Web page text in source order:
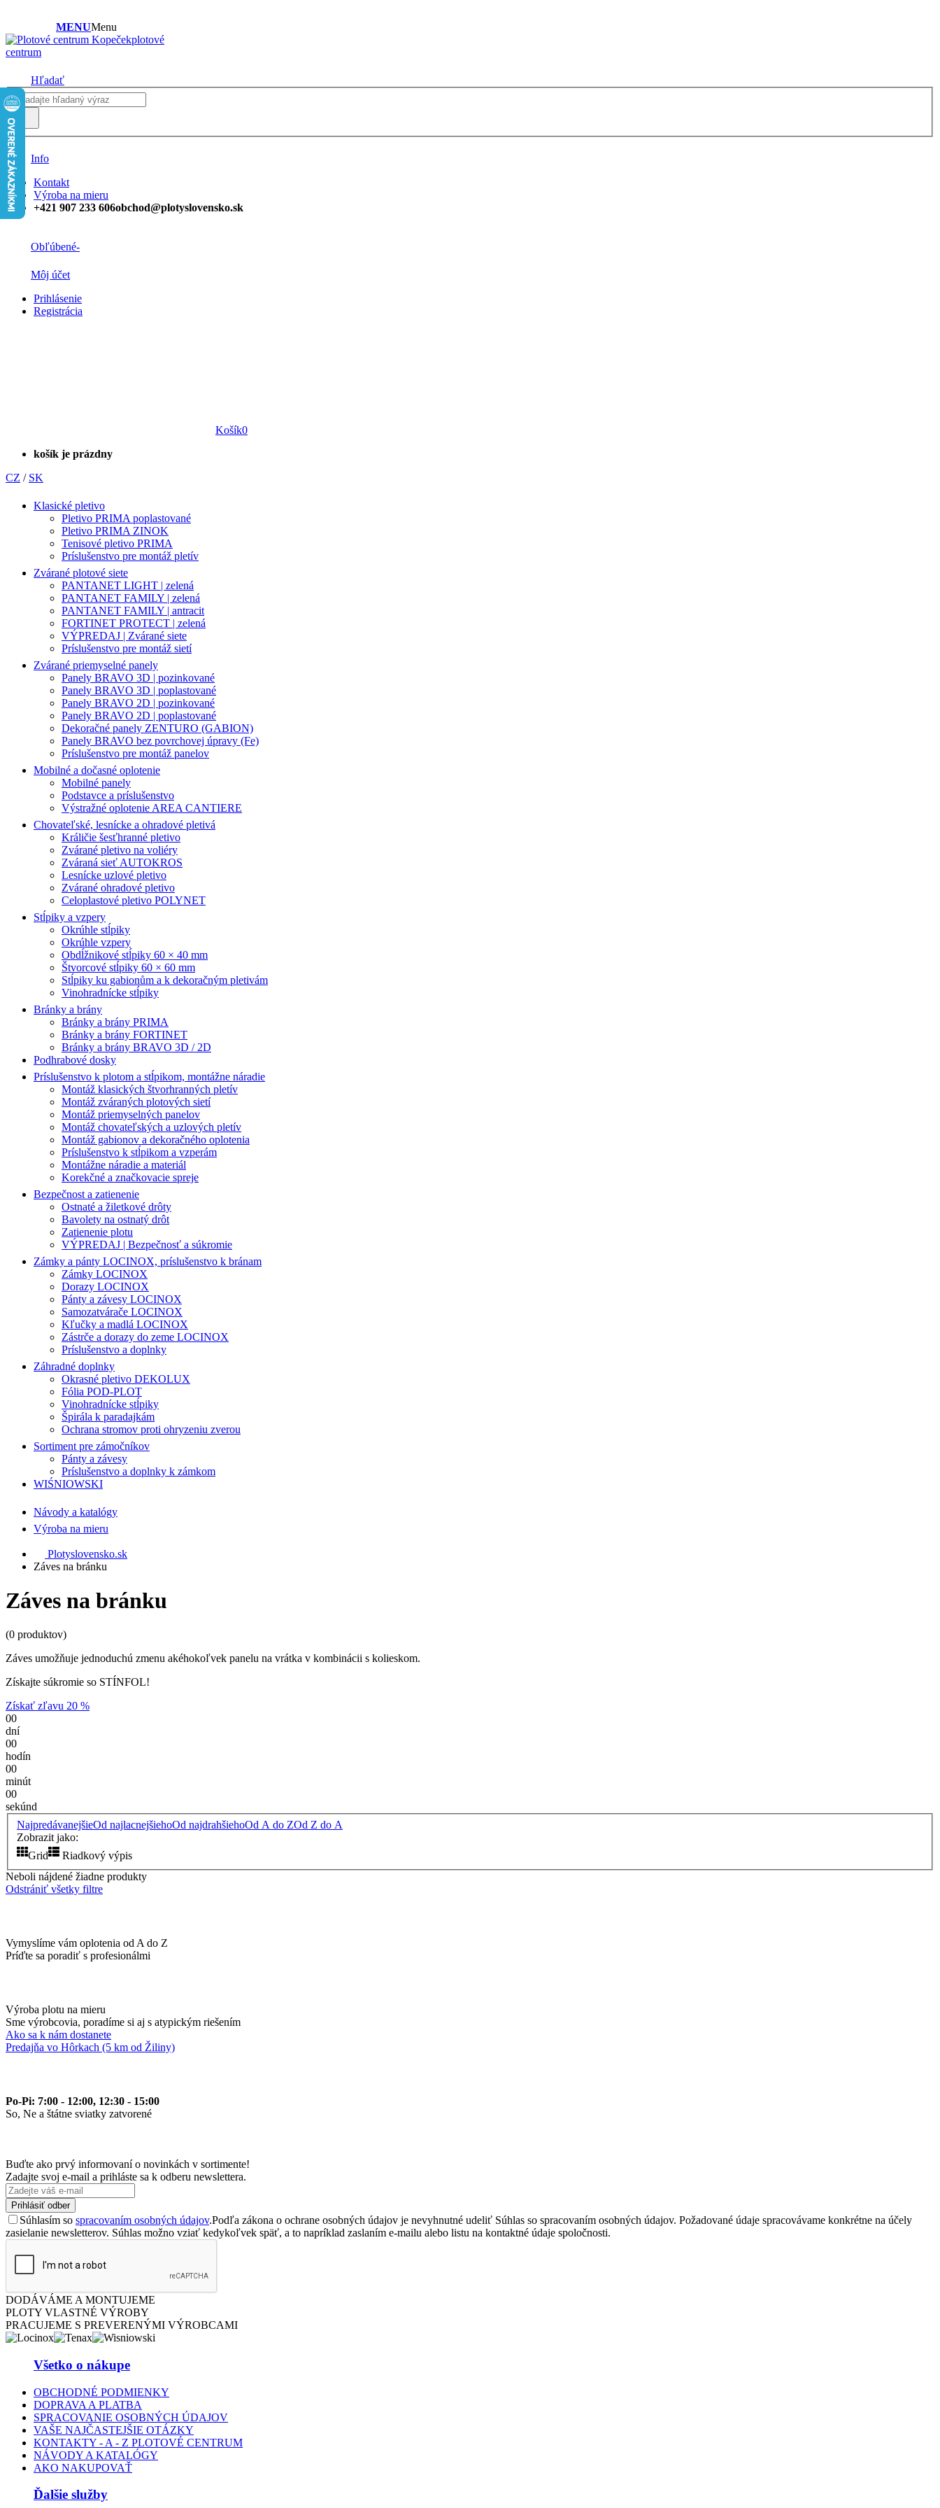
MENUMenu
plotové
centrum
Hľadať
Info
Kontakt
Výroba na mieru
+421 907 233 606obchod@plotyslovensko.sk
Obľúbené-
Môj účet
Prihlásenie
Registrácia
Košík0
košík je prázdny
CZ / SK
Klasické pletivo
Pletivo PRIMA poplastované
Pletivo PRIMA ZINOK
Tenisové pletivo PRIMA
Príslušenstvo pre montáž pletív
Zvárané plotové siete
PANTANET LIGHT | zelená
PANTANET FAMILY | zelená
PANTANET FAMILY | antracit
FORTINET PROTECT | zelená
VÝPREDAJ | Zvárané siete
Príslušenstvo pre montáž sietí
Zvárané priemyselné panely
Panely BRAVO 3D | pozinkované
Panely BRAVO 3D | poplastované
Panely BRAVO 2D | pozinkované
Panely BRAVO 2D | poplastované
Dekoračné panely ZENTURO (GABION)
Panely BRAVO bez povrchovej úpravy (Fe)
Príslušenstvo pre montáž panelov
Mobilné a dočasné oplotenie
Mobilné panely
Podstavce a príslušenstvo
Výstražné oplotenie AREA CANTIERE
Chovateľské, lesnícke a ohradové pletivá
Králičie šesťhranné pletivo
Zvárané pletivo na voliéry
Zváraná sieť AUTOKROS
Lesnícke uzlové pletivo
Zvárané ohradové pletivo
Celoplastové pletivo POLYNET
Stĺpiky a vzpery
Okrúhle stĺpiky
Okrúhle vzpery
Obdĺžnikové stĺpiky 60 × 40 mm
Štvorcové stĺpiky 60 × 60 mm
Stĺpiky ku gabionům a k dekoračným pletivám
Vinohradnícke stĺpiky
Bránky a brány
Bránky a brány PRIMA
Bránky a brány FORTINET
Bránky a brány BRAVO 3D / 2D
Podhrabové dosky
Príslušenstvo k plotom a stĺpikom, montážne náradie
Montáž klasických štvorhranných pletív
Montáž zváraných plotových sietí
Montáž priemyselných panelov
Montáž chovateľských a uzlových pletív
Montáž gabionov a dekoračného oplotenia
Príslušenstvo k stĺpikom a vzperám
Montážne náradie a materiál
Korekčné a značkovacie spreje
Bezpečnost a zatienenie
Ostnaté a žiletkové drôty
Bavolety na ostnatý drôt
Zatienenie plotu
VÝPREDAJ | Bezpečnosť a súkromie
Zámky a pánty LOCINOX, príslušenstvo k bránam
Zámky LOCINOX
Dorazy LOCINOX
Pánty a závesy LOCINOX
Samozatvárače LOCINOX
Kľučky a madlá LOCINOX
Zástrče a dorazy do zeme LOCINOX
Príslušenstvo a doplnky
Záhradné doplnky
Okrasné pletivo DEKOLUX
Fólia POD-PLOT
Vinohradnícke stĺpiky
Špirála k paradajkám
Ochrana stromov proti ohryzeniu zverou
Sortiment pre zámočníkov
Pánty a závesy
Príslušenstvo a doplnky k zámkom
WIŚNIOWSKI
Návody a katalógy
Výroba na mieru
Plotyslovensko.sk
Záves na bránku
Záves na bránku
(0 produktov)
Záves umožňuje jednoduchú zmenu akéhokoľvek panelu na vrátka v kombinácii s kolieskom.
Získajte súkromie so STÍNFOL!
Získať zľavu 20 %
00
dní
00
hodín
00
minút
00
sekúnd
NajpredávanejšieOd najlacnejšiehoOd najdrahšiehoOd A do ZOd Z do A
Zobrazit jako:
Grid
Riadkový výpis
Neboli nájdené žiadne produkty
Odstrániť všetky filtre
Vymyslíme vám oplotenia od A do Z
Príďte sa poradiť s profesionálmi
Výroba plotu na mieru
Sme výrobcovia, poradíme si aj s atypickým riešením
Ako sa k nám dostanete
Predajňa vo Hôrkach (5 km od Žiliny)
Po-Pi: 7:00 - 12:00, 12:30 - 15:00
So, Ne a štátne sviatky zatvorené
Buďte ako prvý informovaní o novinkách v sortimente!
Zadajte svoj e-mail a prihláste sa k odberu newslettera.
Prihlásiť odber
Súhlasím so spracovaním osobných údajov.Podľa zákona o ochrane osobných údajov je nevyhnutné udeliť Súhlas so spracovaním osobných údajov. Požadované údaje spracovávame konkrétne na účely
zasielanie newsletterov. Súhlas možno vziať kedykoľvek späť, a to napríklad zaslaním e-mailu alebo listu na kontaktné údaje spoločnosti.
DODÁVÁME A MONTUJEME
PLOTY VLASTNÉ VÝROBY
PRACUJEME S PREVERENÝMI VÝROBCAMI
Všetko o nákupe
OBCHODNÉ PODMIENKY
DOPRAVA A PLATBA
SPRACOVANIE OSOBNÝCH ÚDAJOV
VAŠE NAJČASTEJŠIE OTÁZKY
KONTAKTY - A - Z PLOTOVÉ CENTRUM
NÁVODY A KATALÓGY
AKO NAKUPOVAŤ
Ďalšie služby